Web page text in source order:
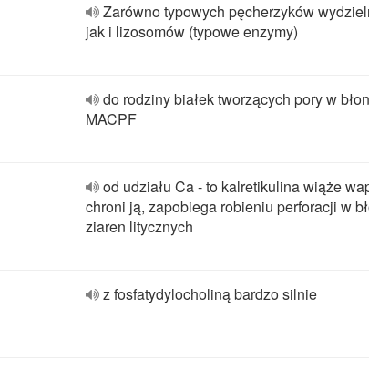
Zarówno typowych pęcherzyków
jak i lizosomów (typowe enzymy)
do rodziny białek tworzących pory w
MACPF
od udziału Ca - to kalretikulina wiąże
chroni ją, zapobiega robieniu perforacji w
ziaren litycznych
z fosfatydylocholiną bardzo silnie